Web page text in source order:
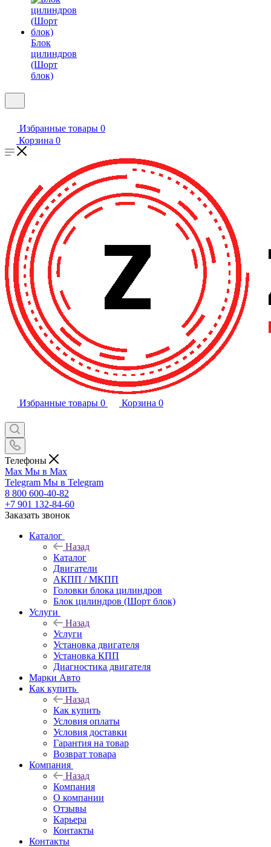
Блок
цилиндров
(Шорт
блок)
Избранные товары 0
Корзина 0
Избранные товары 0 Корзина 0
Телефоны
Max Мы в Max
Telegram Мы в Telegram
8 800 600-40-82
+7 901 132-84-60
Заказать звонок
Каталог
Назад
Каталог
Двигатели
АКПП / МКПП
Головки блока цилиндров
Блок цилиндров (Шорт блок)
Услуги
Назад
Услуги
Установка двигателя
Установка КПП
Диагностика двигателя
Марки Авто
Как купить
Назад
Как купить
Условия оплаты
Условия доставки
Гарантия на товар
Возврат товара
Компания
Назад
Компания
О компании
Отзывы
Карьера
Контакты
Контакты